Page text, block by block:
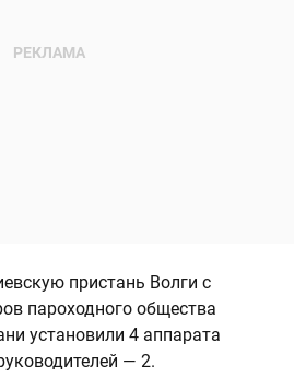
пристань Волги с
пароходного общества
установили 4 аппарата
— 2.